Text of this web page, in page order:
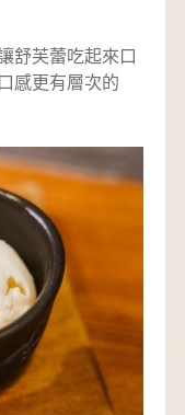
舒芙蕾吃起來口
感更有層次的